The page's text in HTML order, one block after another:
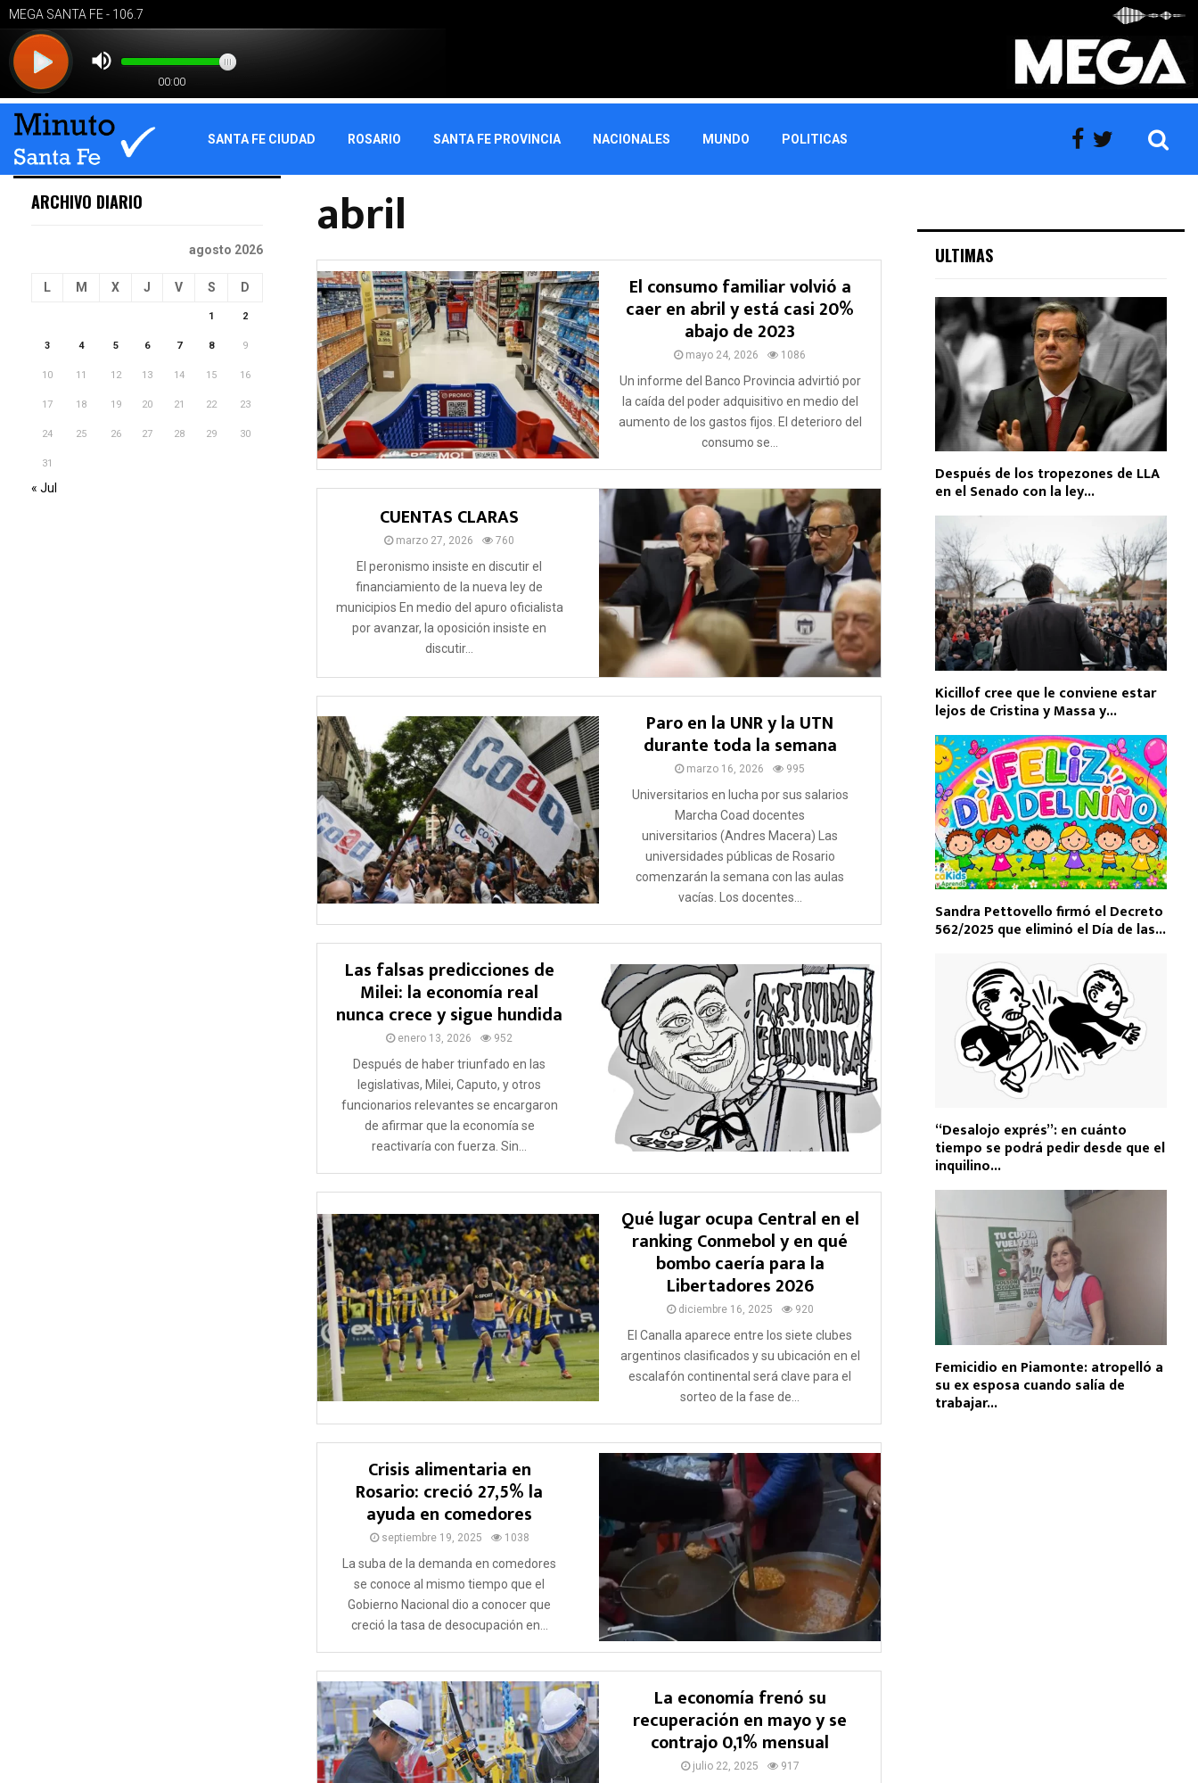
SANTA FE CIUDAD ROSARIO SANTA FE PROVINCIA NACIONALES MUNDO POLITICAS
abril
El consumo familiar volvió a
caer en abril y está casi 20%
abajo de 2023
mayo 24, 2026 1086
Un informe del Banco Provincia advirtió por
la caída del poder adquisitivo en medio del
aumento de los gastos fijos. El deterioro del
consumo se...
CUENTAS CLARAS
marzo 27, 2026 760
El peronismo insiste en discutir el
financiamiento de la nueva ley de
municipios En medio del apuro oficialista
por avanzar, la oposición insiste en
discutir...
Paro en la UNR y la UTN
durante toda la semana
marzo 16, 2026 995
Universitarios en lucha por sus salarios
Marcha Coad docentes
universitarios (Andres Macera) Las
universidades públicas de Rosario
comenzarán la semana con las aulas
vacías. Los docentes...
Las falsas predicciones de
Milei: la economía real
nunca crece y sigue hundida
enero 13, 2026 952
Después de haber triunfado en las
legislativas, Milei, Caputo, y otros
funcionarios relevantes se encargaron
de afirmar que la economía se
reactivaría con fuerza. Sin...
Qué lugar ocupa Central en el
ranking Conmebol y en qué
bombo caería para la
Libertadores 2026
diciembre 16, 2025 920
El Canalla aparece entre los siete clubes
argentinos clasificados y su ubicación en el
escalafón continental será clave para el
sorteo de la fase de...
Crisis alimentaria en
Rosario: creció 27,5% la
ayuda en comedores
septiembre 19, 2025 1038
La suba de la demanda en comedores
se conoce al mismo tiempo que el
Gobierno Nacional dio a conocer que
creció la tasa de desocupación en...
La economía frenó su
recuperación en mayo y se
contrajo 0,1% mensual
julio 22, 2025 917
ARCHIVO DIARIO
agosto 2026
L M X J V S D
1 2
3 4 5 6 7 8 9
10 11 12 13 14 15 16
17 18 19 20 21 22 23
24 25 26 27 28 29 30
31
« Jul
ULTIMAS
Después de los tropezones de LLA
en el Senado con la ley...
Kicillof cree que le conviene estar
lejos de Cristina y Massa y...
Sandra Pettovello firmó el Decreto
562/2025 que eliminó el Día de las...
“Desalojo exprés”: en cuánto
tiempo se podrá pedir desde que el
inquilino...
Femicidio en Piamonte: atropelló a
su ex esposa cuando salía de
trabajar...